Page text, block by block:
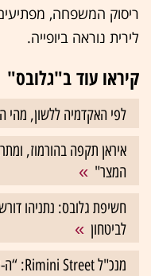
ריסוק המשפחה,
לירית נוראה ביופייה.
קיראו עוד ב"גלובס"
לפי האקדמיה ללשון, מהי
איראן תקפה בהורמוז,
המצר"
לביטחון